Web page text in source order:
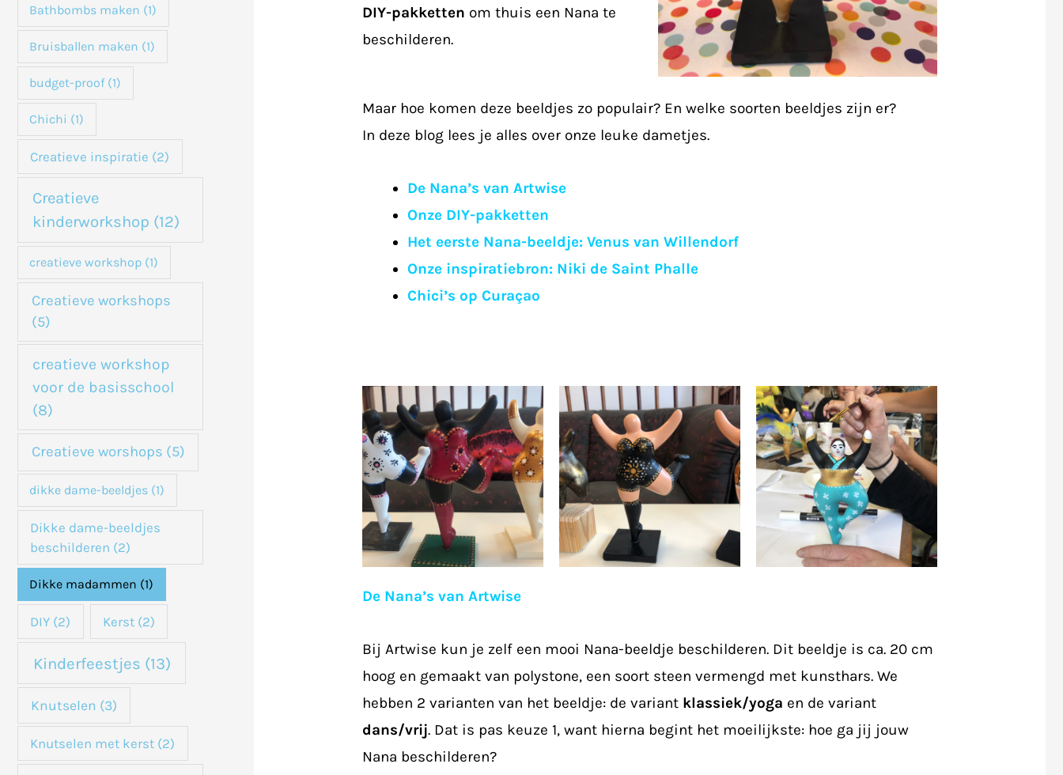
Bathbombs maken (1)
Bruisballen maken (1)
budget-proof(1)
Chichi (1)
Creatieve inspiratie (2)
Creatieve
kinderworkshop (12)
creatieve workshop (1)
Creatieve workshops
(5)
creatieve workshop
voor de basisschool
(8)
Creatieve worshops (5)
dikke dame-beeldjes (1)
Dikke dame-beeldjes
beschilderen (2)
Dikke madammen (1)
DIY (2) Kerst(2)
Kinderfeestjes (13)
Knutselen (3)
Knutselen met kerst (2)
DIY-pakketten om thuis een Nana te
beschilderen.
Maar hoe komen deze beeldjes zo populair? En welke soorten beeldjes zijn er?
In deze blog lees je alles over onze leuke dametjes.
De Nana’s van Artwise
Onze DIY-pakketten
Het eerste Nana-beeldje: Venus van Willendorf
Onze inspiratiebron: Niki de Saint Phalle
Chici’s op Curaçao
De Nana’s van Artwise
Bij Artwise kun je zelf een mooi Nana-beeldje beschilderen. Dit beeldje is ca. 20 cm
hoog en gemaakt van polystone, een soort steen vermengd met kunsthars. We
hebben 2 varianten van het beeldje: de variant klassiek/yoga en de variant
dans/vrij. Dat is pas keuze 1, want hierna begint het moeilijkste: hoe ga jij jouw
Nana beschilderen?